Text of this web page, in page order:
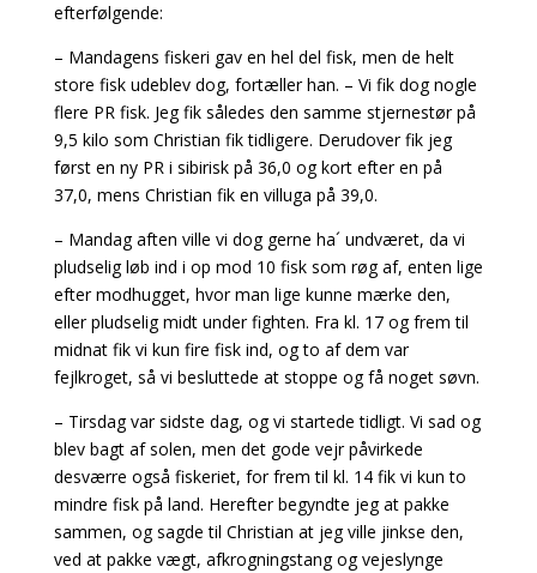
efterfølgende:
– Mandagens fiskeri gav en hel del fisk, men de helt
store fisk udeblev dog, fortæller han. – Vi fik dog nogle
flere PR fisk. Jeg fik således den samme stjernestør på
9,5 kilo som Christian fik tidligere. Derudover fik jeg
først en ny PR i sibirisk på 36,0 og kort efter en på
37,0, mens Christian fik en villuga på 39,0.
– Mandag aften ville vi dog gerne ha´ undværet, da vi
pludselig løb ind i op mod 10 fisk som røg af, enten lige
efter modhugget, hvor man lige kunne mærke den,
eller pludselig midt under fighten. Fra kl. 17 og frem til
midnat fik vi kun fire fisk ind, og to af dem var
fejlkroget, så vi besluttede at stoppe og få noget søvn.
– Tirsdag var sidste dag, og vi startede tidligt. Vi sad og
blev bagt af solen, men det gode vejr påvirkede
desværre også fiskeriet, for frem til kl. 14 fik vi kun to
mindre fisk på land. Herefter begyndte jeg at pakke
sammen, og sagde til Christian at jeg ville jinkse den,
ved at pakke vægt, afkrogningstang og vejeslynge